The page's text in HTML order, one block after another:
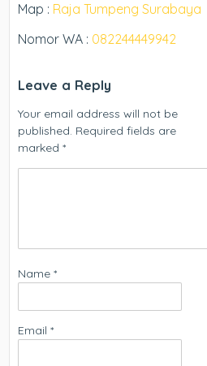
Map : Raja Tumpeng Surabaya
Nomor WA : 082244449942
Leave a Reply
Your email address will not be
published. Required fields are
marked*
Name*
Email*